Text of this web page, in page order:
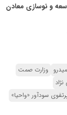
و نوسازی معادن
وزارت صمت
سودآور «واحیا»